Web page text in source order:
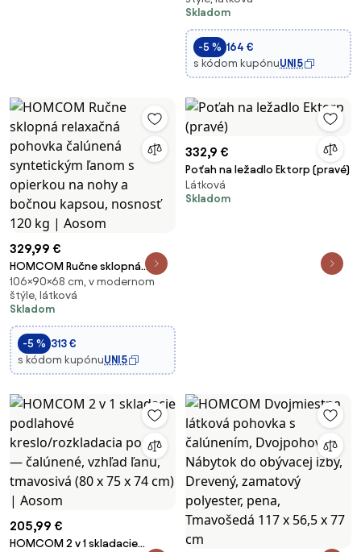
hlavovým podporníkom v 5
polohách pre obývačku, spálňu
a kanceláriu, nos
Skladom
-5 % 164 €
s kódom kupónuUNI5
329,99 €
HOMCOM Ručne sklopná
relaxačná pohovka čalúnená
syntetickým ľanom s opierkou
na nohy a bočnou kapsou,
nosnosť 120 kg | Aosom
106×90×68 cm, v modernom
štýle, látková
Skladom
-5 % 313 €
s kódom kupónuUNI5
332,9 €
Poťah na ležadlo Ektorp (pravé)
Látková
Skladom
205,99 €
HOMCOM 2 v 1 skladacie